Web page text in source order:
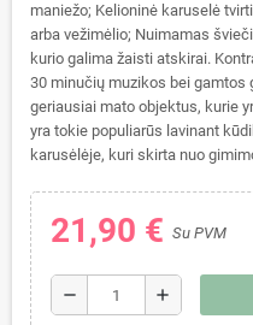
maniežo; Kelioninė karuselė
arba vežimėlio; Nuimamas
kurio galima žaisti atskirai.
30 minučių muzikos bei gamtos
geriausiai mato objektus, kurie
yra tokie populiarūs lavinant
karusėlėje, kuri skirta nuo
21,90 € Su PVM
remove add